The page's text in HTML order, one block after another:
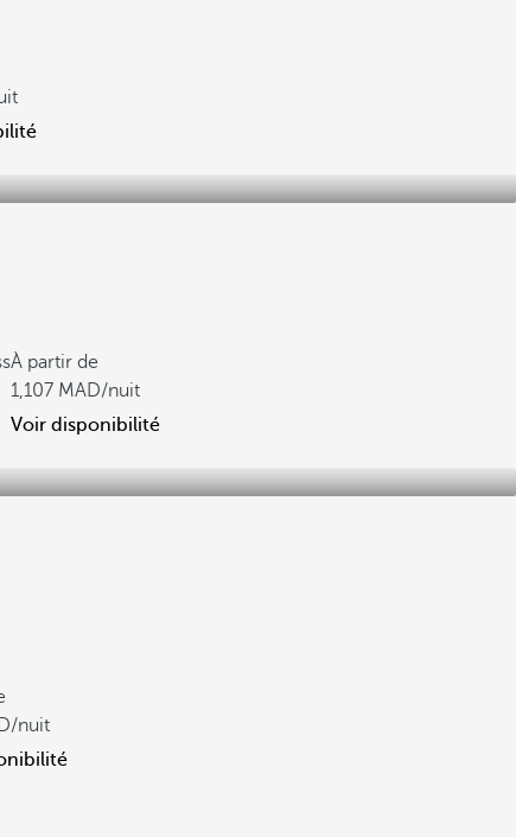
À partir de
1,107
/nuit
Voir disponibilité
/nuit